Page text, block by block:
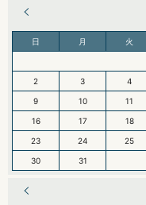
日 月 火
2 3 4
9 10 11
16 17 18
23 24 25
30 31